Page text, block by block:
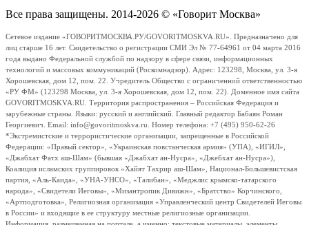
Все права защищены. 2014-2026 © «Говорит Москва»
Сетевое издание «ГОВОРИТМОСКВА.РУ/GOVORITMOSKVA.RU». Предназначено для
лиц старше 16 лет. Свидетельство о регистрации СМИ Эл № 77-64961 от 04 марта 2016
года выдано Федеральной службой по надзору в сфере связи, информационных
технологий и массовых коммуникаций (Роскомнадзор). Адрес: 123298, Москва, ул. 3-я
Хорошевская, дом 12, пом. 22. Учредитель Общество с ограниченной ответственностью
«РУ ФМ» (123298 Москва, ул. 3-я Хорошевская, дом 12, пом. 22). Доменное имя сайта
GOVORITMOSKVA.RU. Территория распространения – Российская Федерация и
зарубежные страны. Языки: русский и английский. Главный редактор Бабаян Роман
Георгиевич. Email: info@govoritmoskva.ru. Номер телефона: +7 (495) 950-62-26
*Экстремистские и террористические организации, запрещенные в Российской
Федерации: «Правый сектор», «Украинская повстанческая армия» (УПА), «ИГИЛ»,
«Джабхат Фатх аш-Шам» (бывшая «Джабхат ан-Нусра», «Джебхат ан-Нусра»),
Коалиция исламских группировок «Хайят Тахрир аш-Шам», Национал-Большевистская
партия, «Аль-Каида», «УНА-УНСО», «Талибан», «Меджлис крымско-татарского
народа», «Свидетели Иеговы», «Мизантропик Дивижн», «Братство» Корчинского,
«Артподготовка», Религиозная организация «Управленческий центр Свидетелей Иеговы
в России» и входящие в ее структуру местные религиозные организации.